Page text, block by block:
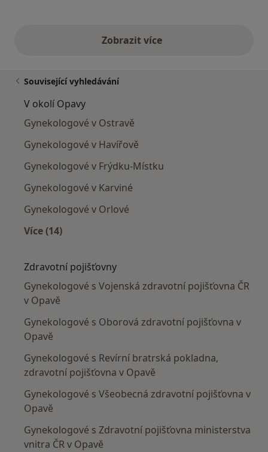
Zobrazit vícevýše uvedené názory
Související vyhledávání
V okolí Opavy
Gynekologové v Ostravě
Gynekologové v Havířově
Gynekologové v Frýdku-Místku
Gynekologové v Karviné
Gynekologové v Orlové
Více (14)
Zdravotní pojišťovny
Gynekologové s Vojenská zdravotní pojišťovna ČR
v Opavě
Gynekologové s Oborová zdravotní pojišťovna v
Opavě
Gynekologové s Revírní bratrská pokladna,
zdravotní pojišťovna v Opavě
Gynekologové s Všeobecná zdravotní pojišťovna v
Opavě
Gynekologové s Zdravotní pojišťovna ministerstva
vnitra ČR v Opavě